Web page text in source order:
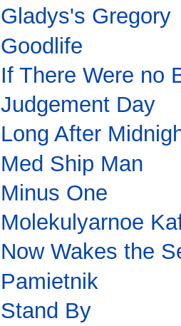
Gladys's Gregory
Goodlife
If There Were no
Judgement Day
Long After
Med Ship Man
Minus One
Molekulyarnoe
Now Wakes the
Pamietnik
Stand By